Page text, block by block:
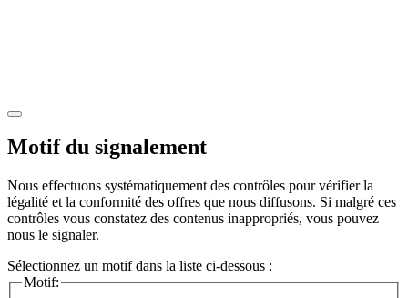
Motif du signalement
Nous effectuons systématiquement des contrôles pour vérifier la
légalité et la conformité des offres que nous diffusons. Si malgré ces
contrôles vous constatez des contenus inappropriés, vous pouvez
nous le signaler.
Sélectionnez un motif dans la liste ci-dessous :
Motif: